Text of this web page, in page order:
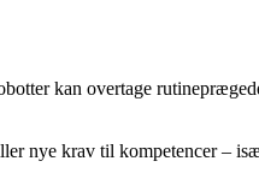
kan overtage
nye krav til kompetencer –